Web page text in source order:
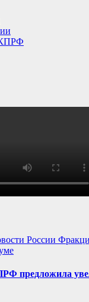
России
предложила